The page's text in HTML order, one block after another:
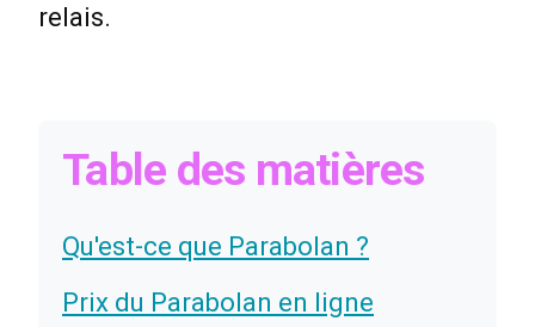
relais.
Table des matières
Qu'est-ce que Parabolan ?
Prix du Parabolan en ligne